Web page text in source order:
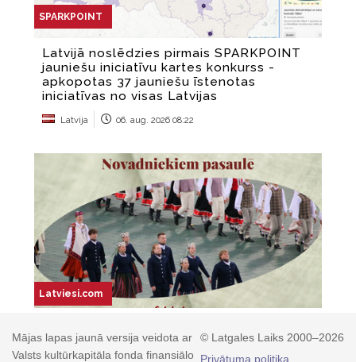
© Latgales Laiks 2000–2026
Privātuma politika
Mājas lapas jaunā versija veidota ar
Valsts kultūrkapitāla fonda finansiālo